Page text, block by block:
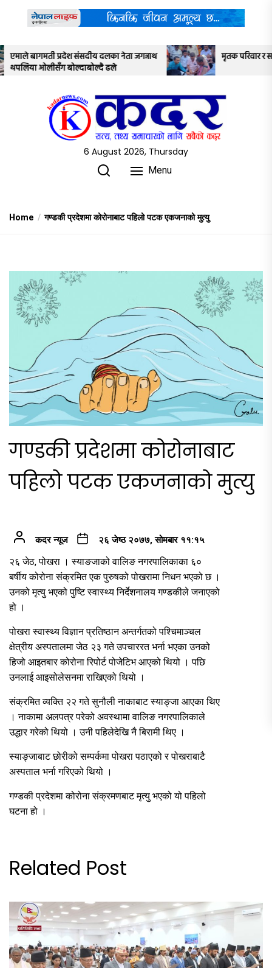
content
मृतक परिवार र सरकारबीच ७ बुँदे सहमति
6 August 2026, Thursday
Menu
Home गण्डकी प्रदेशमा कोरोनाबाट पहिलो पटक एकजनाको मुत्यु
गण्डकी प्रदेशमा कोरोनाबाट
पहिलो पटक एकजनाको मुत्यु
कदर न्यूज २६ जेष्ठ २०७७, सोमबार ११:१५
२६ जेठ, पोखरा । स्याङजाको वालिङ नगरपालिकाका ६०
बर्षीय कोरोना संक्रमित एक पुरुषको पोखरामा निधन भएको छ ।
उनको मृत्यु भएको पुष्टि स्वास्थ्य निर्देशनालय गण्डकीले जनाएको
हो ।
पोखरा स्वास्थ्य विज्ञान प्रतिष्ठान अन्तर्गतको पश्चिमाञ्चल
क्षेत्रीय अस्पतालमा जेठ २३ गते उपचाररत भर्ना भएका उनको
हिजो आइतबार कोरोना रिपोर्ट पोजेटिभ आएको थियो । पछि
उनलाई आइसोलेसनमा राखिएको थियो ।
संक्रमित व्यक्ति २२ गते सुनौली नाकाबाट स्याङ्जा आएका थिए
। नाकामा अलपत्र परेको अवस्थामा वालिङ नगरपालिकाले
उद्धार गरेको थियो । उनी पहिलेदेखि नै बिरामी थिए ।
स्याङ्जाबाट छोरीको सम्पर्कमा पोखरा पठाएको र पोखराबाटै
अस्पताल भर्ना गरिएको थियो ।
गण्डकी प्रदेशमा कोरोना संक्रमणबाट मृत्यु भएको यो पहिलो
घटना हो ।
Related Post